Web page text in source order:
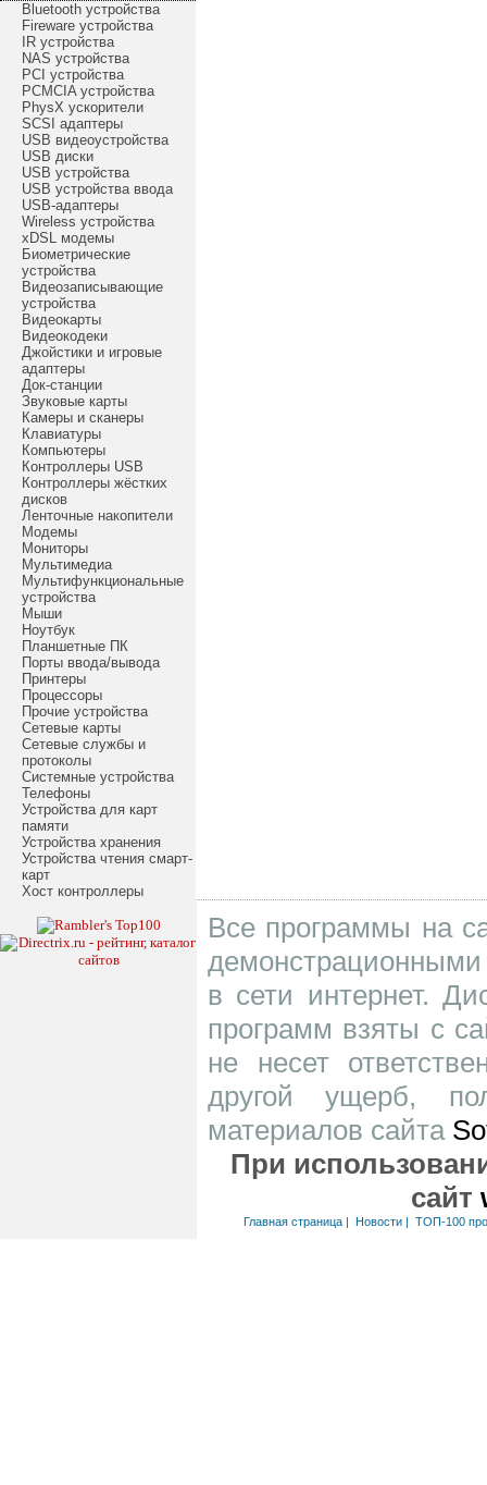
Bluetooth устройства
Fireware устройства
IR устройства
NAS устройства
PCI устройства
PCMCIA устройства
PhysX ускорители
SCSI адаптеры
USB видеоустройства
USB диски
USB устройства
USB устройства ввода
USB-адаптеры
Wireless устройства
xDSL модемы
Биометрические
устройства
Видеозаписывающие
устройства
Видеокарты
Видеокодеки
Джойстики и игровые
адаптеры
Док-станции
Звуковые карты
Камеры и сканеры
Клавиатуры
Компьютеры
Контроллеры USB
Контроллеры жёстких
дисков
Ленточные накопители
Модемы
Мониторы
Мультимедиа
Мультифункциональные
устройства
Мыши
Ноутбук
Планшетные ПК
Порты ввода/вывода
Принтеры
Процессоры
Прочие устройства
Сетевые карты
Сетевые службы и
протоколы
Системные устройства
Телефоны
Устройства для карт
памяти
Устройства хранения
Устройства чтения смарт-
карт
Хост контроллеры
Все программы на
в сети интернет.
программ взяты с
не несет
другой ущерб,
материалов сайта
При
сайт
Главная страница| Новости| ТОП-100